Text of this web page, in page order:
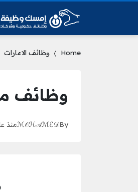
Home وظائف الامارات
وظائف
By
ℳ𝒪ℋ𝒜ℳℰ𝒟منذ